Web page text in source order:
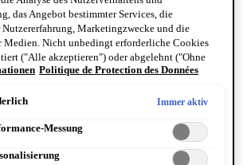
& Deodorants
Hand- und Körperpflegeprodukte anzeigen
Formulierungen
Aromatique Hand Wash
Aromatique Hand Balm
Intense Body Cleanser
das Angebot bestimmter Services, die
Nutzererfahrung, Marketingzwecke und die
Medien. Nicht unbedingt erforderliche Cookies
("Alle akzeptieren") oder abgelehnt ("Ohne
werden. Individuelle Anpassungen der
kann jederzeit unter dem Link "Cookie-
Politique de Protection des Données
Immer aktiv
Messung